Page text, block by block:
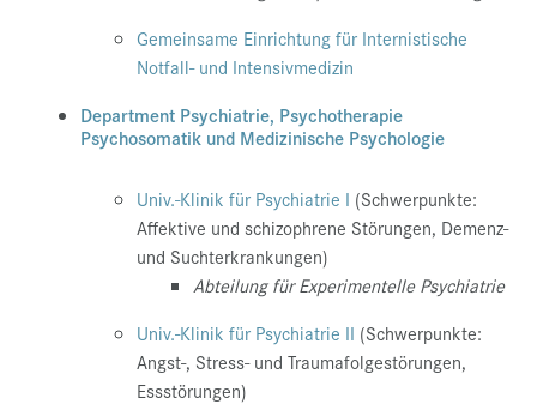
Gemeinsame Einrichtung für Internistische
Notfall- und Intensivmedizin
Department Psychiatrie, Psychotherapie
Psychosomatik und Medizinische Psychologie
Univ.-Klinik für Psychiatrie I (Schwerpunkte:
Affektive und schizophrene Störungen, Demenz-
und Suchterkrankungen)
Abteilung für Experimentelle Psychiatrie
Univ.-Klinik für Psychiatrie II (Schwerpunkte:
Angst-, Stress- und Traumafolgestörungen,
Essstörungen)